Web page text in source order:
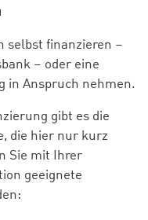
selbst finanzieren –
– oder eine
in Anspruch nehmen.
gibt es die
die hier nur kurz
Sie mit Ihrer
geeignete